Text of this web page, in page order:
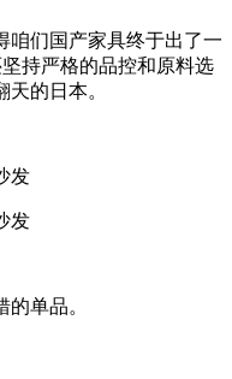
咱们国产家具终于出了一
持严格的品控和原料选
的日本。
单品。